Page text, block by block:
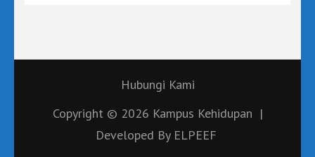
Hubungi Kami
Copyright © 2026 Kampus Kehidupan |
Developed By ELPEEF